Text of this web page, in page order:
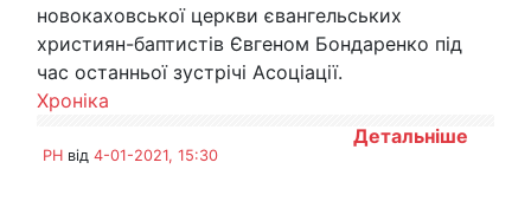
новокаховської церкви євангельських
християн-баптистів Євгеном Бондаренко під
час останньої зустрічі Асоціації.
Хроніка
Детальніше
PH від 4-01-2021, 15:30